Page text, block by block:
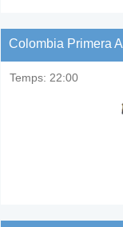
Colombia Primera A
Temps: 22:00